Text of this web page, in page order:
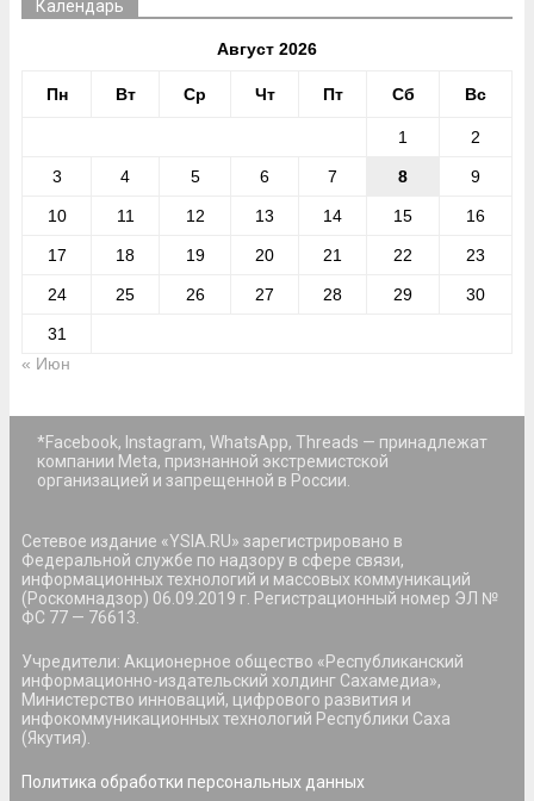
Календарь
Август 2026
Пн Вт Ср Чт Пт Сб Вс
1 2
3 4 5 6 7 8 9
10 11 12 13 14 15 16
17 18 19 20 21 22 23
24 25 26 27 28 29 30
31
« Июн
*Facebook, Instagram, WhatsApp, Threads — принадлежат
компании Meta, признанной экстремистской
организацией и запрещенной в России.
Сетевое издание «YSIA.RU» зарегистрировано в
Федеральной службе по надзору в сфере связи,
информационных технологий и массовых коммуникаций
(Роскомнадзор) 06.09.2019 г. Регистрационный номер ЭЛ №
ФС 77 — 76613.
Учредители: Акционерное общество «Республиканский
информационно-издательский холдинг Сахамедиа»,
Министерство инноваций, цифрового развития и
инфокоммуникационных технологий Республики Саха
(Якутия).
Политика обработки персональных данных